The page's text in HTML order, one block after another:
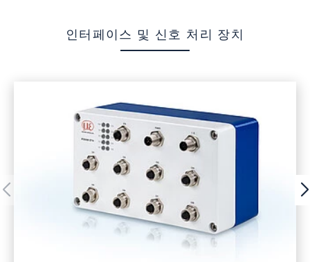
인터페이스 및 신호 처리 장치